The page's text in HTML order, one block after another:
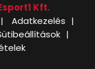
Kft.
Adatkezelés